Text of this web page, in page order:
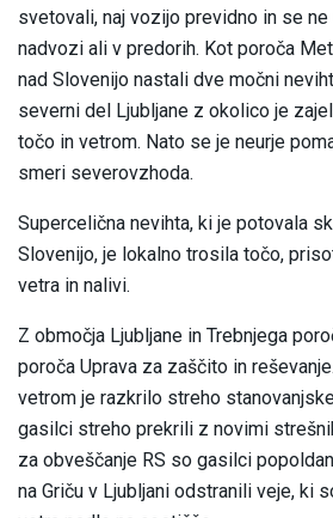
svetovali, naj vozijo previdno in se
nadvozi ali v predorih. Kot poroča
nad Slovenijo nastali dve močni
severni del Ljubljane z okolico je
točo in vetrom. Nato se je neurje
smeri severovzhoda.
Supercelična nevihta, ki je potovala
Slovenijo, je lokalno trosila točo,
vetra in nalivi.
Z območja Ljubljane in Trebnjega
poroča Uprava za zaščito in
vetrom je razkrilo streho
gasilci streho prekrili z novimi
za obveščanje RS so gasilci
na Griču v Ljubljani odstranili veje, ki